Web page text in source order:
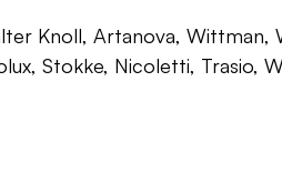
Knoll, Artanova, Wittman,
Stokke, Nicoletti, Trasio,